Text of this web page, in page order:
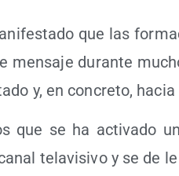
que las
men­sa­je duran­te
y, en con­cre­to,
que se ha acti­va­do
tela­vi­si­vo y se de